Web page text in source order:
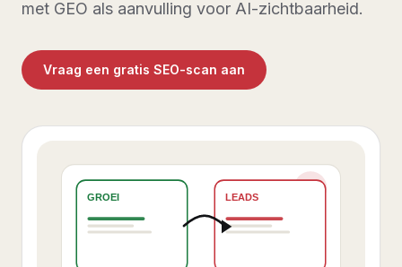
met GEO als aanvulling voor AI-zichtbaarheid.
Vraag een gratis SEO-scan aan